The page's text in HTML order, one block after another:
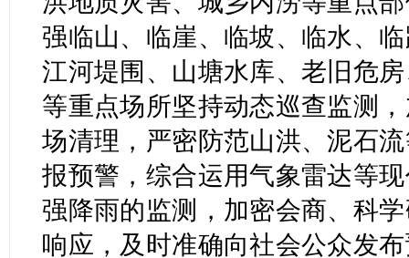
强临山、临崖、临坡、临水、
江河堤围、山塘水库、老旧危
等重点场所坚持动态巡查监测
场清理，严密防范山洪、泥石
报预警，综合运用气象雷达等
强降雨的监测，加密会商、科
响应，及时准确向社会公众发